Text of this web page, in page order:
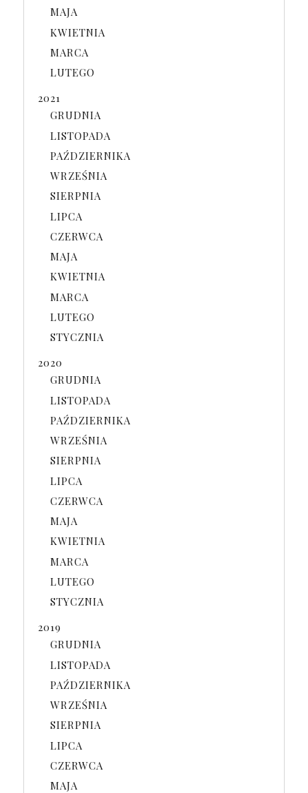
MAJA
KWIETNIA
MARCA
LUTEGO
2021
GRUDNIA
LISTOPADA
PAŹDZIERNIKA
WRZEŚNIA
SIERPNIA
LIPCA
CZERWCA
MAJA
KWIETNIA
MARCA
LUTEGO
STYCZNIA
2020
GRUDNIA
LISTOPADA
PAŹDZIERNIKA
WRZEŚNIA
SIERPNIA
LIPCA
CZERWCA
MAJA
KWIETNIA
MARCA
LUTEGO
STYCZNIA
2019
GRUDNIA
LISTOPADA
PAŹDZIERNIKA
WRZEŚNIA
SIERPNIA
LIPCA
CZERWCA
MAJA